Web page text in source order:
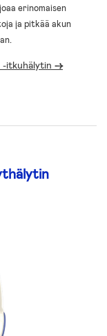
erinomaisen
ja pitkää akun
-itkuhälytin ->